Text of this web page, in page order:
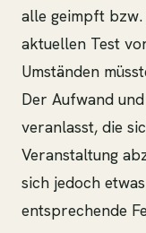
alle geimpft bzw.
aktuellen Test
Umständen
Der Aufwand
veranlasst, die
Veranstaltung
sich jedoch
entsprechende